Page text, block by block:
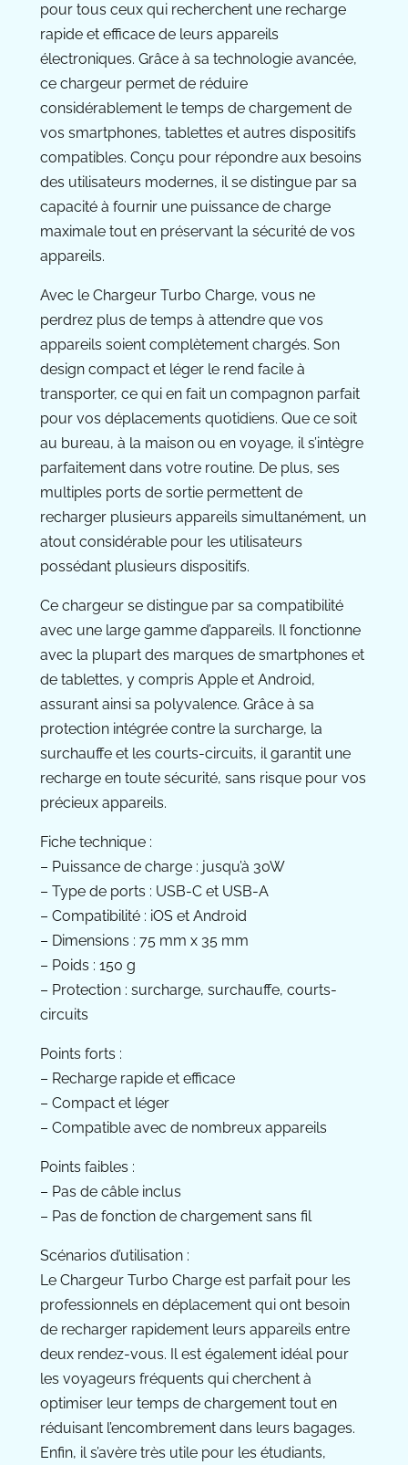
pour tous ceux qui recherchent une recharge
rapide et efficace de leurs appareils
électroniques. Grâce à sa technologie avancée,
ce chargeur permet de réduire
considérablement le temps de chargement de
vos smartphones, tablettes et autres dispositifs
compatibles. Conçu pour répondre aux besoins
des utilisateurs modernes, il se distingue par sa
capacité à fournir une puissance de charge
maximale tout en préservant la sécurité de vos
appareils.
Avec le Chargeur Turbo Charge, vous ne
perdrez plus de temps à attendre que vos
appareils soient complètement chargés. Son
design compact et léger le rend facile à
transporter, ce qui en fait un compagnon parfait
pour vos déplacements quotidiens. Que ce soit
au bureau, à la maison ou en voyage, il s’intègre
parfaitement dans votre routine. De plus, ses
multiples ports de sortie permettent de
recharger plusieurs appareils simultanément, un
atout considérable pour les utilisateurs
possédant plusieurs dispositifs.
Ce chargeur se distingue par sa compatibilité
avec une large gamme d’appareils. Il fonctionne
avec la plupart des marques de smartphones et
de tablettes, y compris Apple et Android,
assurant ainsi sa polyvalence. Grâce à sa
protection intégrée contre la surcharge, la
surchauffe et les courts-circuits, il garantit une
recharge en toute sécurité, sans risque pour vos
précieux appareils.
Fiche technique :
– Puissance de charge : jusqu’à 30W
– Type de ports : USB-C et USB-A
– Compatibilité : iOS et Android
– Dimensions : 75 mm x 35 mm
– Poids : 150 g
– Protection : surcharge, surchauffe, courts-
circuits
Points forts :
– Recharge rapide et efficace
– Compact et léger
– Compatible avec de nombreux appareils
Points faibles :
– Pas de câble inclus
– Pas de fonction de chargement sans fil
Scénarios d’utilisation :
Le Chargeur Turbo Charge est parfait pour les
professionnels en déplacement qui ont besoin
de recharger rapidement leurs appareils entre
deux rendez-vous. Il est également idéal pour
les voyageurs fréquents qui cherchent à
optimiser leur temps de chargement tout en
réduisant l’encombrement dans leurs bagages.
Enfin, il s’avère très utile pour les étudiants,